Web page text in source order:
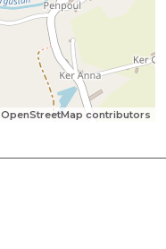
OpenStreetMap contributors